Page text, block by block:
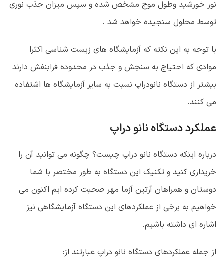
نور خورشید وطول موج مشخص شده و سپس میزان جذب نوری
توسط محلول سنجیده خواهد شد .
با توجه به این نکته که آزمایشگاه های زیست شناسی اکثرا
موادی که احتیاج به سنجش و جذب در محدوده فرابنفش دارند
بیشتر از دستگاه نانودراپ نسبت به سایر آزمایشگاه ها اشتفاده
می کنند.
عملکرد دستگاه نانو دراپ
درباره اینکه دستگاه نانو دراپ چیست؟ چگونه می توانید آن را
خریداری کنید و تکنیک این دستگاه به طور مختصر با شما
دوستان و همراهان آرتین آزما مهر صحبت کرده ایم اکنون می
خواهیم به برخی از عملکردهای این دستگاه آزمایشگاهی نیز
اشاره ای داشته باشیم.
از جمله عملکردهای دستگاه نانو دراپ عبارتند از: